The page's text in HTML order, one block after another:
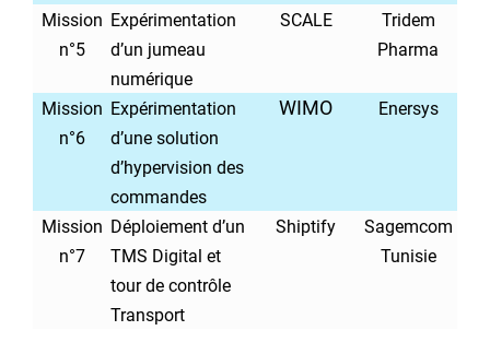
Mission
n°5
Expérimentation
d’un jumeau
numérique
SCALE
Tridem
Pharma
Mission
n°6
Expérimentation
d’une solution
d’hypervision des
commandes
WIMO Enersys
Mission
n°7
Déploiement d’un
TMS Digital et
tour de contrôle
Transport
Shiptify
Sagemcom
Tunisie